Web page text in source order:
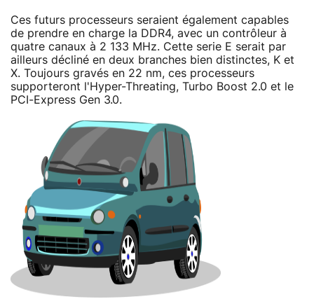
Ces futurs processeurs seraient également capables
de prendre en charge la DDR4, avec un contrôleur à
quatre canaux à 2 133 MHz. Cette serie E serait par
ailleurs décliné en deux branches bien distinctes, K et
X. Toujours gravés en 22 nm, ces processeurs
supporteront l'Hyper-Threating, Turbo Boost 2.0 et le
PCI-Express Gen 3.0.